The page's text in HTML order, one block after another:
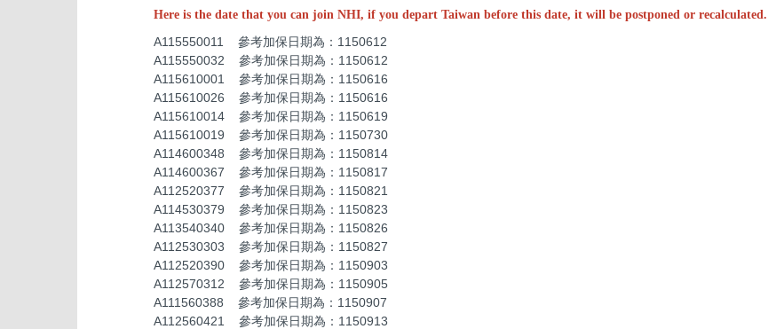
Here is the date that you can join NHI, if you depart Taiwan before this date, it will be postponed or recalculated.
A115550011 參考加保日期為：1150612
A115550032 參考加保日期為：1150612
A115610001 參考加保日期為：1150616
A115610026 參考加保日期為：1150616
A115610014 參考加保日期為：1150619
A115610019 參考加保日期為：1150730
A114600348 參考加保日期為：1150814
A114600367 參考加保日期為：1150817
A112520377 參考加保日期為：1150821
A114530379 參考加保日期為：1150823
A113540340 參考加保日期為：1150826
A112530303 參考加保日期為：1150827
A112520390 參考加保日期為：1150903
A112570312 參考加保日期為：1150905
A111560388 參考加保日期為：1150907
A112560421 參考加保日期為：1150913